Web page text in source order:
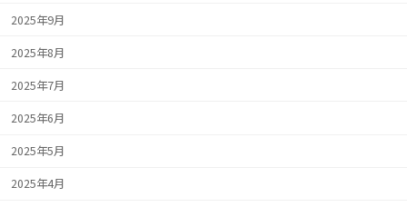
2025年9月
2025年8月
2025年7月
2025年6月
2025年5月
2025年4月